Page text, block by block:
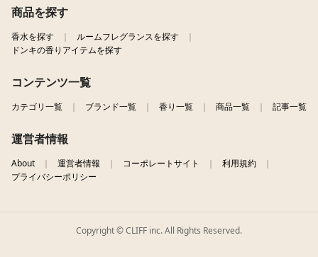
商品を探す
香水を探す
ルームフレグランスを探す
ドンキの香りアイテムを探す
コンテンツ一覧
カテゴリ一覧 ブランド一覧 香り一覧 商品一覧 記事一覧
運営者情報
About 運営者情報 コーポレートサイト
利用規約
プライバシーポリシー
Copyright © CLIFF inc. All Rights Reserved.